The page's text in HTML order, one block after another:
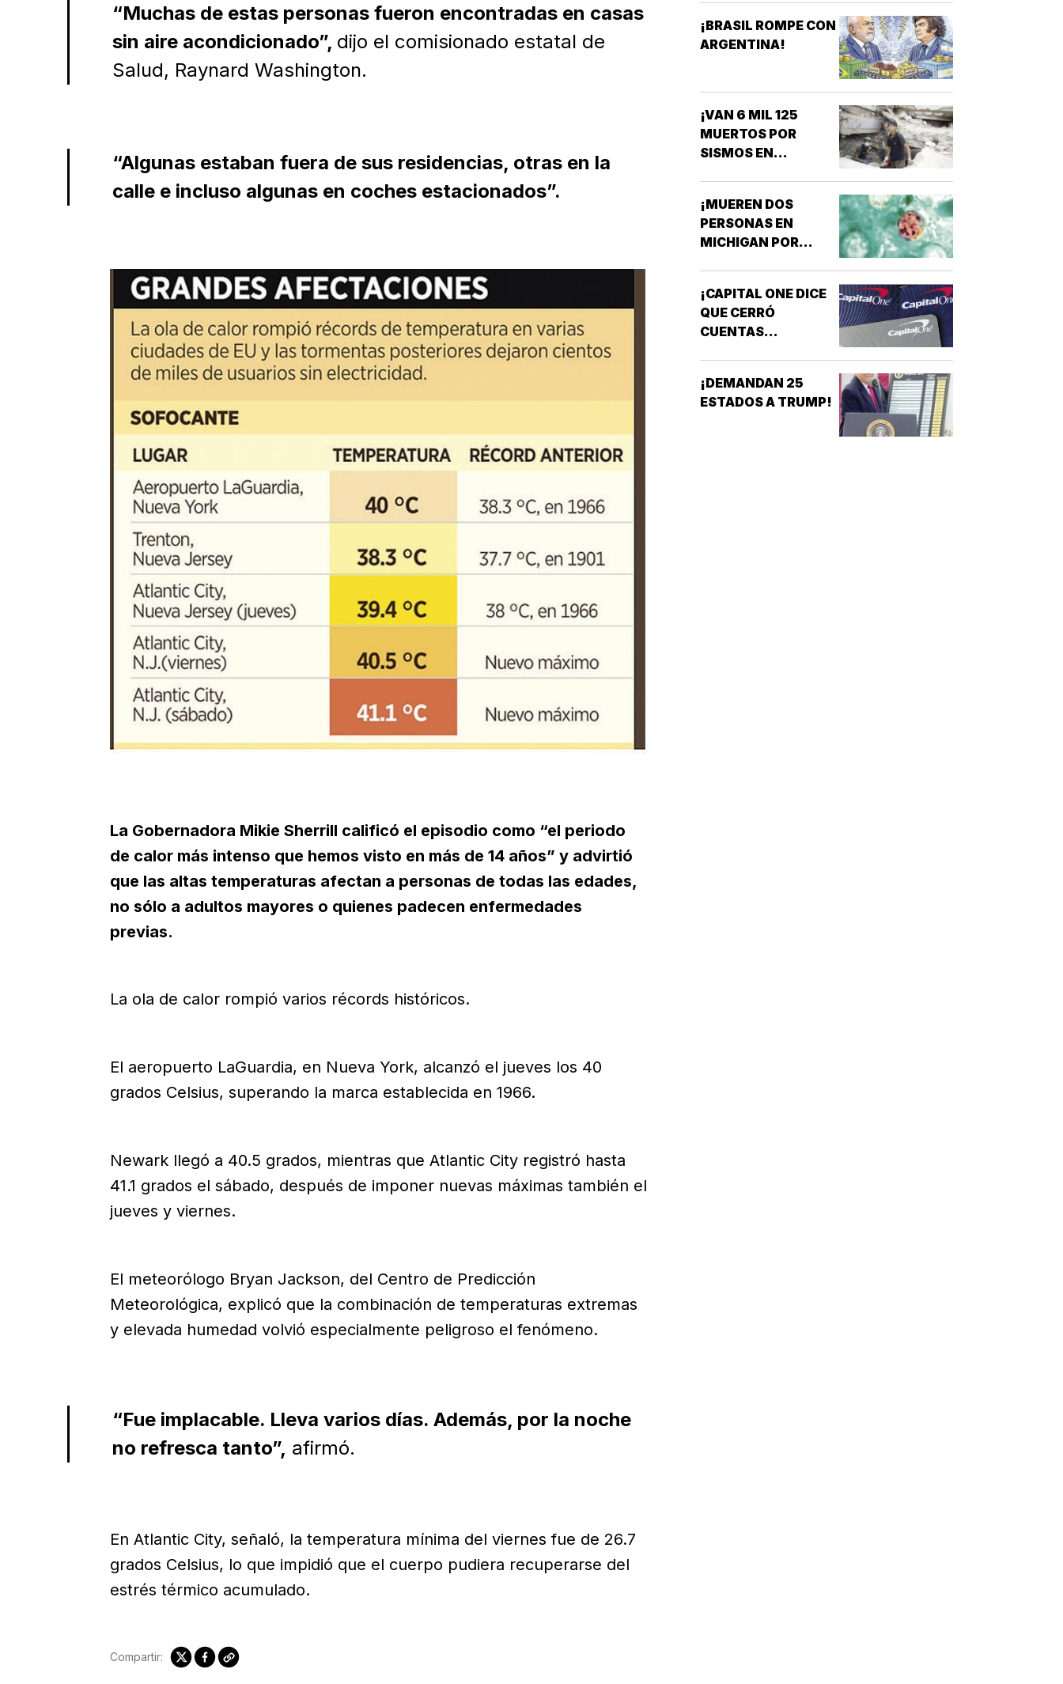
“Muchas de estas personas fueron encontradas en casas
sin aire acondicionado”, dijo el comisionado estatal de
Salud, Raynard Washington.
“Algunas estaban fuera de sus residencias, otras en la
calle e incluso algunas en coches estacionados”.
La Gobernadora Mikie Sherrill calificó el episodio como “el periodo
de calor más intenso que hemos visto en más de 14 años” y advirtió
que las altas temperaturas afectan a personas de todas las edades,
no sólo a adultos mayores o quienes padecen enfermedades
previas.
La ola de calor rompió varios récords históricos.
El aeropuerto LaGuardia, en Nueva York, alcanzó el jueves los 40
grados Celsius, superando la marca establecida en 1966.
Newark llegó a 40.5 grados, mientras que Atlantic City registró hasta
41.1 grados el sábado, después de imponer nuevas máximas también el
jueves y viernes.
El meteorólogo Bryan Jackson, del Centro de Predicción
Meteorológica, explicó que la combinación de temperaturas extremas
y elevada humedad volvió especialmente peligroso el fenómeno.
“Fue implacable. Lleva varios días. Además, por la noche
no refresca tanto”, afirmó.
En Atlantic City, señaló, la temperatura mínima del viernes fue de 26.7
grados Celsius, lo que impidió que el cuerpo pudiera recuperarse del
estrés térmico acumulado.
Compartir:
¡BRASIL ROMPE CON
ARGENTINA!
¡VAN 6 MIL 125
MUERTOS POR
SISMOS EN
¡MUEREN DOS
PERSONAS EN
MICHIGAN POR
¡CAPITAL ONE DICE
QUE CERRÓ
CUENTAS
¡DEMANDAN 25
ESTADOS A TRUMP!